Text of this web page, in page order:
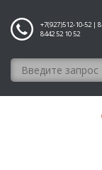
+7(927)512-10-52 | 8
8442 52 10 52